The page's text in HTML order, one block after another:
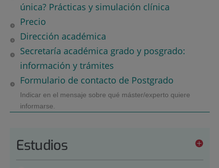
única? Prácticas y simulación clínica
Precio
Dirección académica
Secretaría académica grado y posgrado:
información y trámites
Formulario de contacto de Postgrado
Indicar en el mensaje sobre qué máster/experto quiere
informarse.
Estudios